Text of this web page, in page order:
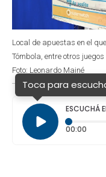
Local de apuestas en el
Tómbola, entre otros
Foto: Leonardo Mainé
Toca para
ESCUCHÁ
00:00